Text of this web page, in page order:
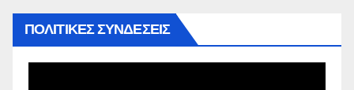
ΠΟΛΙΤΙΚΕΣ ΣΥΝΔΕΣΕΙΣ